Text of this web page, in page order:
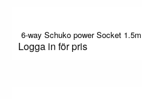
6-way Schuko power Socket
Logga in för pris